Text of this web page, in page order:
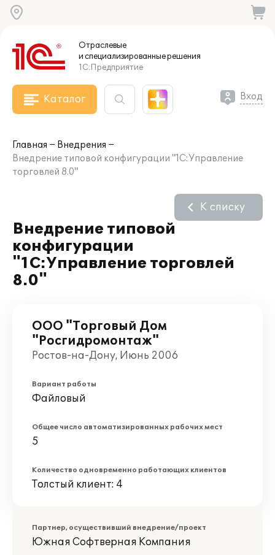
Отраслевые
и специализированныерешения
1С:Предприятие
Каталог Вход
Главная
Внедрения
Внедрение типовой конфигурации "1С:Управление
торговлей 8.0"
Внедрение типовой
конфигурации
"1С:Управление торговлей
8.0"
К списку
ООО "Торговый Дом
"Росгидромонтаж"
Ростов-на-Дону, Июнь 2006
Вариант работы
Файловый
Общее число автоматизированных рабочих мест
5
Количество одновременно работающих клиентов
Толстый клиент: 4
Партнер, осуществивший внедрение/проект
Южная Софтверная Компания